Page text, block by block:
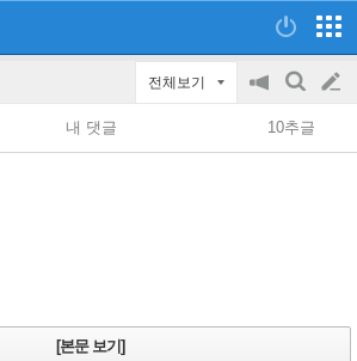
전체보기
공
지
on/off
검
색
글
쓰
내 댓글 10추글
[본문 보기]